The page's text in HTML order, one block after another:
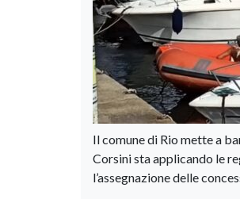
Il comune di Rio mette a
Corsini sta applicando le
l’assegnazione delle